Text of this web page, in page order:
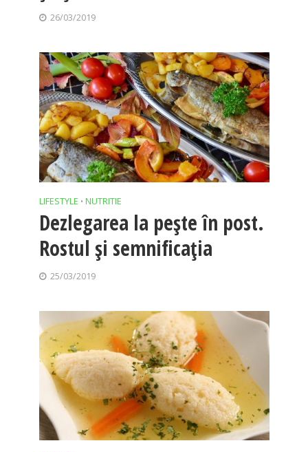
26/03/2019
LIFESTYLE • NUTRITIE
Dezlegarea la peşte în post.
Rostul şi semnificaţia
25/03/2019